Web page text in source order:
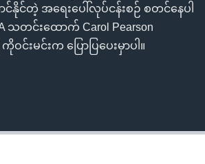
င်တဲ့ အရေးပေါ်လုပ်ငန်းစဉ် စတင်နေပါ
သတင်းထောက် Carol Pearson
းမင်းက ပြောပြပေးမှာပါ။